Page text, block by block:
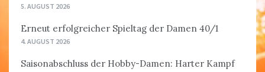
5. AUGUST 2026
Erneut erfolgreicher Spieltag der Damen 40/1
4. AUGUST 2026
Saisonabschluss der Hobby-Damen: Harter Kampf